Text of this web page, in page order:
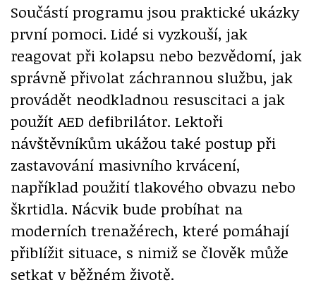
Součástí programu jsou praktické ukázky
první pomoci. Lidé si vyzkouší, jak
reagovat při kolapsu nebo bezvědomí, jak
správně přivolat záchrannou službu, jak
provádět neodkladnou resuscitaci a jak
použít AED defibrilátor. Lektoři
návštěvníkům ukážou také postup při
zastavování masivního krvácení,
například použití tlakového obvazu nebo
škrtidla. Nácvik bude probíhat na
moderních trenažérech, které pomáhají
přiblížit situace, s nimiž se člověk může
setkat v běžném životě.